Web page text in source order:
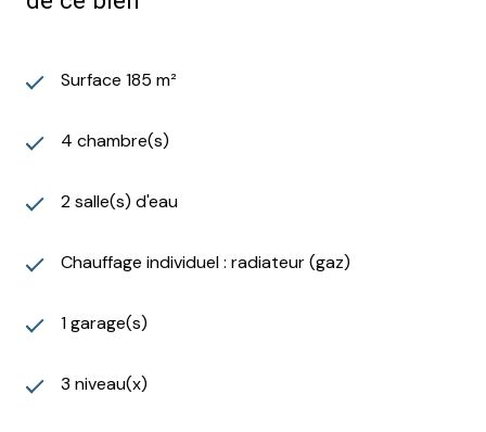
Surface 185 m²
4 chambre(s)
2 salle(s) d'eau
Chauffage individuel : radiateur (gaz)
1 garage(s)
3 niveau(x)